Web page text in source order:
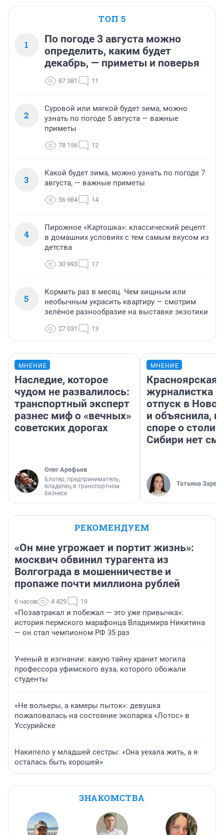
ТОП 5
1
По погоде 3 августа можно
определить, каким будет
декабрь, — приметы и поверья
87 381 11
2
Суровой или мягкой будет зима, можно
узнать по погоде 5 августа — важные
приметы
78 156 12
3
Какой будет зима, можно узнать по погоде 7
августа, — важные приметы
56 984 14
4
Пирожное «Картошка»: классический рецепт
в домашних условиях с тем самым вкусом из
детства
30 993 17
5
Кормить раз в месяц. Чем хищным или
необычным украсить квартиру — смотрим
зелёное разнообразие на выставке экзотики
27 031 13
МНЕНИЕ
Наследие, которое
чудом не развалилось:
транспортный эксперт
разнес миф о «вечных»
советских дорогах
Олег Арефьев
Блогер, предприниматель,
владелец в транспортном
бизнесе
МНЕНИЕ
Красноярская
журналистка
отпуск в
и объяснила,
споре о
Сибири нет
Татьяна Зарва
РЕКОМЕНДУЕМ
«Он мне угрожает и портит жизнь»:
москвич обвинил турагента из
Волгограда в мошенничестве и
пропаже почти миллиона рублей
6 часов 4 429 19
«Позавтракал и побежал — это уже привычка»:
история пермского марафонца Владимира Никитина
— он стал чемпионом РФ 35 раз
Ученый в изгнании: какую тайну хранит могила
профессора уфимского вуза, которого обожали
студенты
«Не вольеры, а камеры пыток»: девушка
пожаловалась на состояние экопарка «Лотос» в
Уссурийске
Накипело у младшей сестры: «Она уехала жить, а я
осталась быть хорошей»
ЗНАКОМСТВА